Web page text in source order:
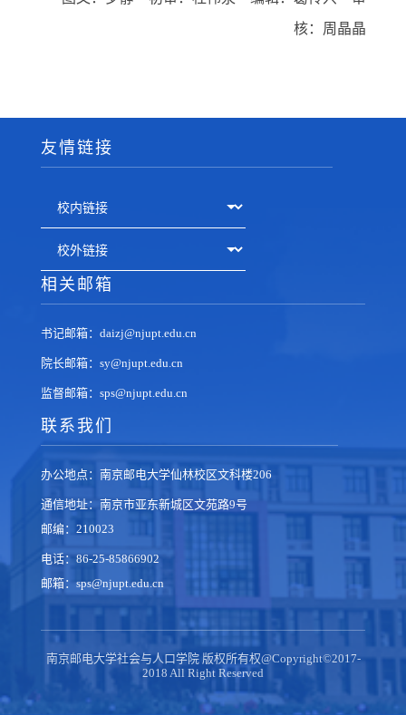
核：周晶晶
友情链接
相关邮箱
书记邮箱：daizj@njupt.edu.cn
院长邮箱：sy@njupt.edu.cn
监督邮箱：sps@njupt.edu.cn
联系我们
办公地点：南京邮电大学仙林校区文科楼206
通信地址：南京市亚东新城区文苑路9号
邮编：210023
电话：86-25-85866902
邮箱：sps@njupt.edu.cn
南京邮电大学社会与人口学院 版权所有权@Copyright©2017-
2018 All Right Reserved